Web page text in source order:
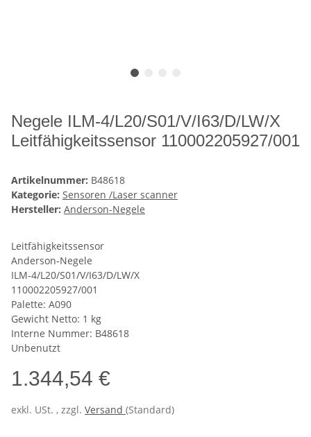
Negele ILM-4/L20/S01/V/I63/D/LW/X
Leitfähigkeitssensor 110002205927/001
Artikelnummer: B48618
Kategorie: Sensoren /Laser scanner
Hersteller: Anderson-Negele
Leitfähigkeitssensor
Anderson-Negele
ILM-4/L20/S01/V/I63/D/LW/X
110002205927/001
Palette: A090
Gewicht Netto: 1 kg
Interne Nummer: B48618
Unbenutzt
1.344,54 €
exkl. USt. , zzgl. Versand (Standard)